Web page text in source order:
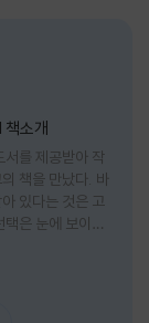
책소개
를 제공받아 작
책을 만났다. 바
있다는 것은 고
은 눈에 보이지
것을 의미한다.
내딛기란 결코 쉬